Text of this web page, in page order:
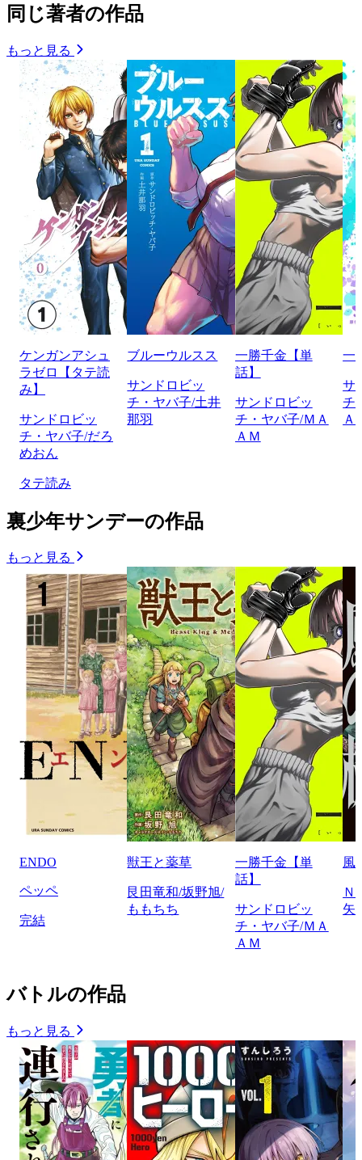
同じ著者の作品
もっと見る
ケンガンアシュ
ラゼロ【タテ読
み】
サンドロビッ
チ・ヤバ子/だろ
めおん
タテ読み
ブルーウルスス
サンドロビッ
チ・ヤバ子/土井
那羽
一勝千金【単
話】
サンドロビッ
チ・ヤバ子/ＭＡ
ＡＭ
一
サ
チ
Ａ
裏少年サンデーの作品
もっと見る
ENDO
ペッペ
完結
獣王と薬草
艮田竜和/坂野旭/
ももちち
一勝千金【単
話】
サンドロビッ
チ・ヤバ子/ＭＡ
ＡＭ
風
Ｎ
矢
バトルの作品
もっと見る